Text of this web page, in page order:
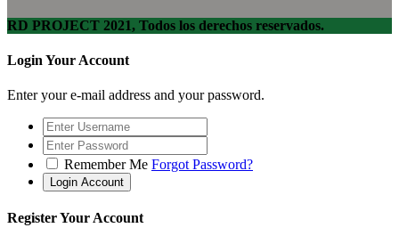
RD PROJECT 2021, Todos los derechos reservados.
Login Your Account
Enter your e-mail address and your password.
Remember Me Forgot Password?
Register Your Account